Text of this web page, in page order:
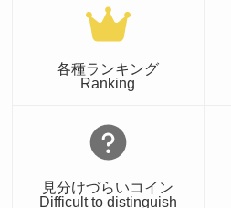
各種ランキング
Ranking
見分けづらいコイン
Difficult to distinguish